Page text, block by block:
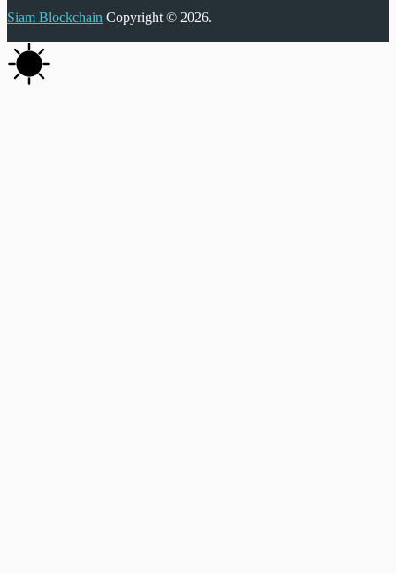
Siam Blockchain Copyright © 2026.